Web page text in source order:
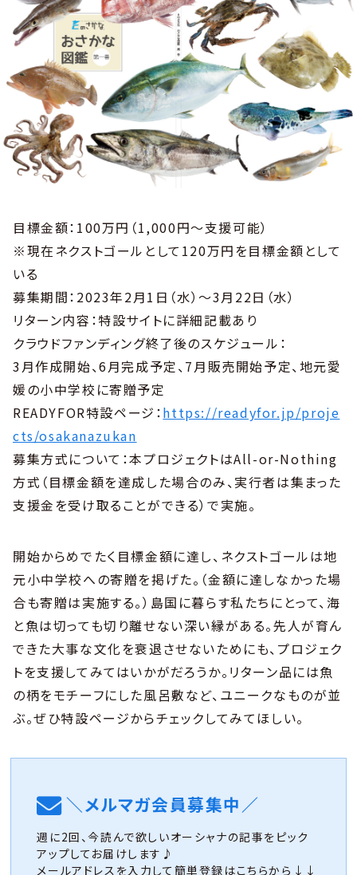
目標金額：100万円（1,000円〜支援可能）
※現在ネクストゴールとして120万円を目標金額として
いる
募集期間：2023年2月1日（水）〜3月22日（水）
リターン内容：特設サイトに詳細記載あり
クラウドファンディング終了後のスケジュール：
3月作成開始、6月完成予定、7月販売開始予定、地元愛
媛の小中学校に寄贈予定
READYFOR特設ページ：https://readyfor.jp/proje
cts/osakanazukan
募集方式について：本プロジェクトはAll-or-Nothing
方式（目標金額を達成した場合のみ、実行者は集まった
支援金を受け取ることができる）で実施。
開始からめでたく目標金額に達し、ネクストゴールは地
元小中学校への寄贈を掲げた。（金額に達しなかった場
合も寄贈は実施する。）島国に暮らす私たちにとって、海
と魚は切っても切り離せない深い縁がある。先人が育ん
できた大事な文化を衰退させないためにも、プロジェク
トを支援してみてはいかがだろうか。リターン品には魚
の柄をモチーフにした風呂敷など、ユニークなものが並
ぶ。ぜひ特設ページからチェックしてみてほしい。
＼メルマガ会員募集中／
週に2回、今読んで欲しいオーシャナの記事をピック
アップしてお届けします♪
メールアドレスを入力して簡単登録はこちらから↓↓